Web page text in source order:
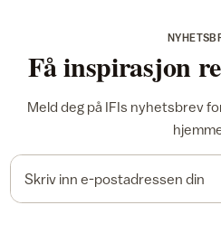
Få inspirasjon
Meld deg på IFIs nyhetsbrev